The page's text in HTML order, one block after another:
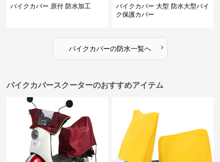
バイクカバー 原付 防水加工
バイクカバー 大型 防水大型バイ
ク保護カバー
バイクカバーの防水一覧へ ›
バイクカバースクーターのおすすめアイテム